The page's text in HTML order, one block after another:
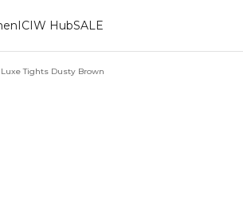
ICIW HubSALE
Luxe Tights Dusty Brown